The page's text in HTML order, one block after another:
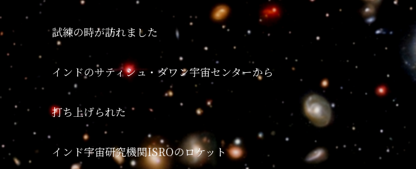
試練の時が訪れました
インドのサティシュ・ダワン宇宙センターから
打ち上げられた
インド宇宙研究機関ISROのロケット